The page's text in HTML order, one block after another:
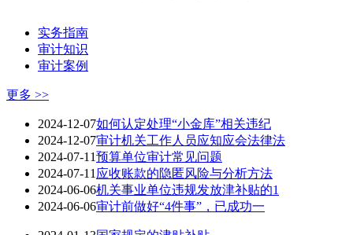
实务指南
审计知识
审计案例
更多 >>
2024-12-07如何认定处理“小金库”相关违纪
2024-12-07审计机关工作人员应知应会法律法
2024-07-11预算单位审计常见问题
2024-07-11 应收账款的隐匿风险与分析方法
2024-06-06机关事业单位违规发放津补贴的1
2024-06-06审计前做好“4件事”，已成功一